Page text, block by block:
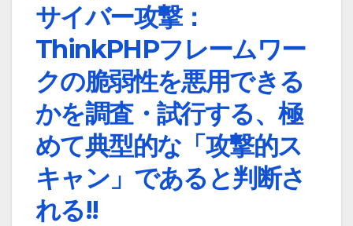
サイバー攻撃：
ThinkPHPフレームワー
クの脆弱性を悪用できる
かを調査・試行する、極
めて典型的な「攻撃的ス
キャン」であると判断さ
れる!!